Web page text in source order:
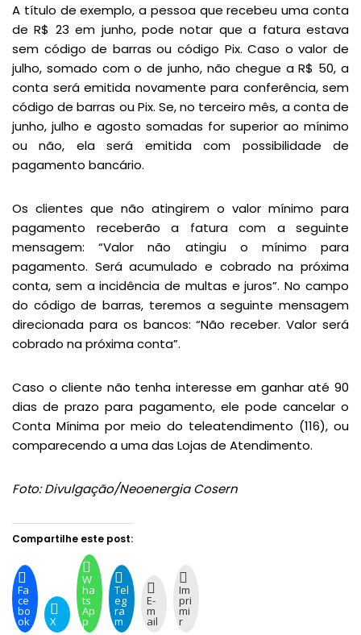
A título de exemplo, a pessoa que recebeu uma conta
de R$ 23 em junho, pode notar que a fatura estava
sem código de barras ou código Pix. Caso o valor de
julho, somado com o de junho, não chegue a R$ 50, a
conta será emitida novamente para conferência, sem
código de barras ou Pix. Se, no terceiro mês, a conta de
junho, julho e agosto somadas for superior ao mínimo
ou não, ela será emitida com possibilidade de
pagamento bancário.
Os clientes que não atingirem o valor mínimo para
pagamento receberão a fatura com a seguinte
mensagem: “Valor não atingiu o mínimo para
pagamento. Será acumulado e cobrado na próxima
conta, sem a incidência de multas e juros”. No campo
do código de barras, teremos a seguinte mensagem
direcionada para os bancos: “Não receber. Valor será
cobrado na próxima conta”.
Caso o cliente não tenha interesse em ganhar até 90
dias de prazo para pagamento, ele pode cancelar o
Conta Mínima por meio do teleatendimento (116), ou
comparecendo a uma das Lojas de Atendimento.
Foto: Divulgação/Neoenergia Cosern
Compartilhe este post:
Fa
ce
bo
ok X
W
ha
ts
Ap
p
Tel
eg
ra
m
E-
m
ail
Im
pri
mi
r